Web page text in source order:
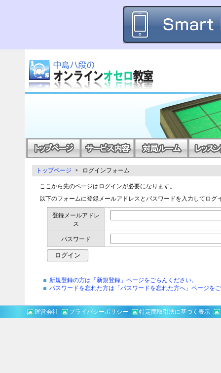
トップページ ログインフォーム
ここから先のページはログインが必要になります。
以下のフォームに登録メールアドレスとパスワードを入力してログ
登録メールアドレ
ス
パスワード
新規登録の方は「新規登録」ページをごらんください。
パスワードを忘れた方は「パスワードを忘れた方へ」ページを
運営会社 プライバシーポリシー 特定商取引法に基づく表示